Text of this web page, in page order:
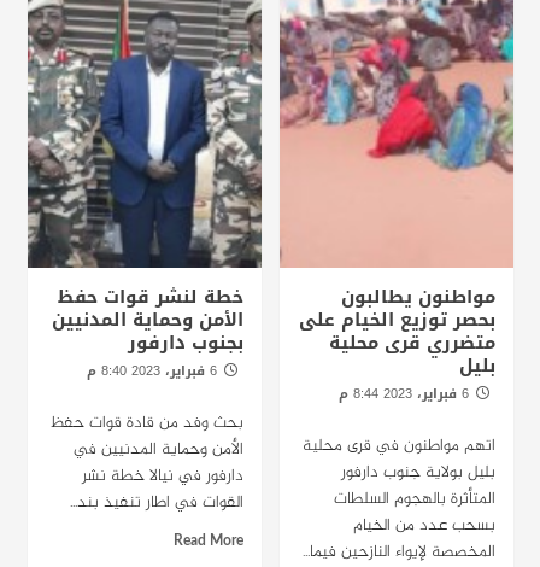
مواطنون يطالبون
بحصر توزيع الخيام على
متضرري قرى محلية
بليل
6 فبراير، 2023 8:44 م
اتهم مواطنون في قرى محلية
بليل بولاية جنوب دارفور
المتأثرة بالهجوم السلطات
بسحب عدد من الخيام
المخصصة لإيواء النازحين فيما...
خطة لنشر قوات حفظ
الأمن وحماية المدنيين
بجنوب دارفور
6 فبراير، 2023 8:40 م
بحث وفد من قادة قوات حفظ
الأمن وحماية المدنيين في
دارفور في نيالا خطة نشر
القوات في اطار تنفيذ بند...
Read More